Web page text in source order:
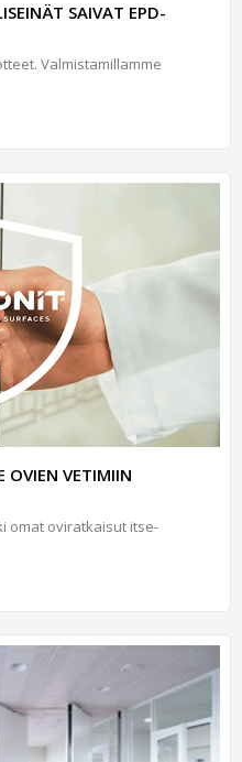
SAIVAT EPD-
Valmistamillamme
OVIEN VETIMIIN
omat ovi­ratkaisut itse­